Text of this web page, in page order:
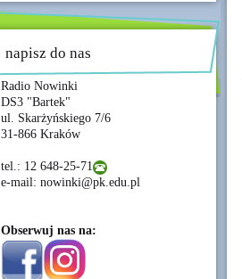
napisz do nas
Radio Nowinki
DS3 "Bartek"
ul. Skarżyńskiego 7/6
31-866 Kraków
tel.: 12 648-25-71
e-mail: nowinki@pk.edu.pl
Obserwuj nas na: